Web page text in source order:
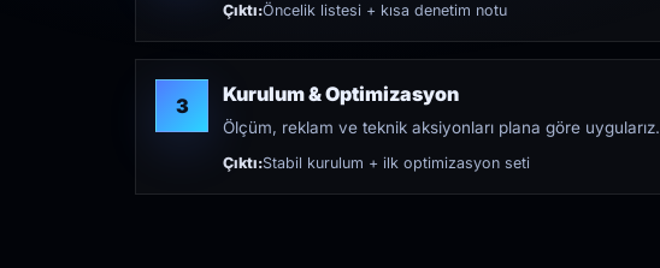
Çıktı:Öncelik listesi + kısa denetim notu
3 Kurulum & Optimizasyon
Ölçüm, reklam ve teknik aksiyonları plana göre uygularız.
Çıktı:Stabil kurulum + ilk optimizasyon seti